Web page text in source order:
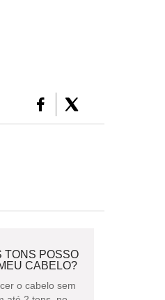
TONS POSSO
CABELO?
o cabelo sem